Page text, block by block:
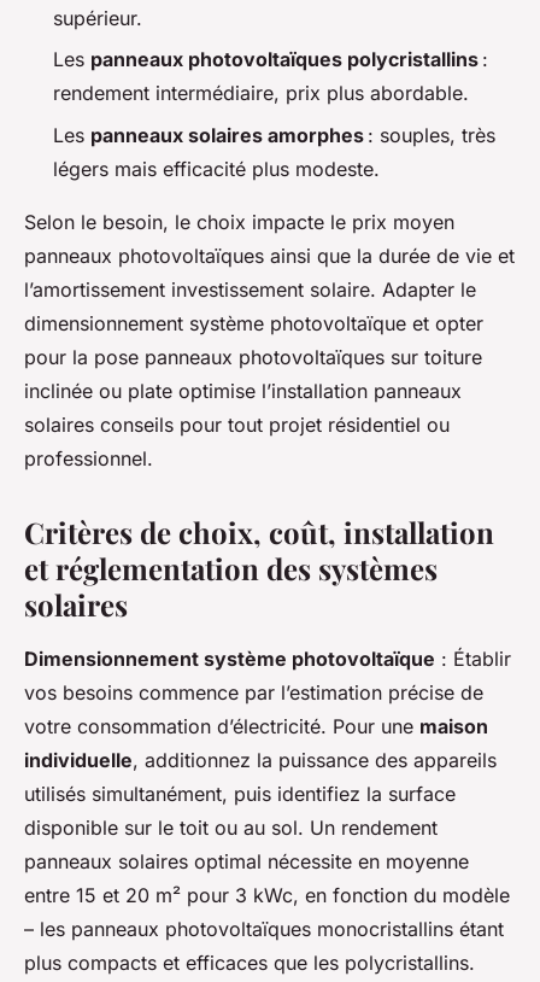
supérieur.
Les panneaux photovoltaïques polycristallins :
rendement intermédiaire, prix plus abordable.
Les panneaux solaires amorphes : souples, très
légers mais efficacité plus modeste.
Selon le besoin, le choix impacte le prix moyen
panneaux photovoltaïques ainsi que la durée de vie et
l’amortissement investissement solaire. Adapter le
dimensionnement système photovoltaïque et opter
pour la pose panneaux photovoltaïques sur toiture
inclinée ou plate optimise l’installation panneaux
solaires conseils pour tout projet résidentiel ou
professionnel.
Critères de choix, coût, installation
et réglementation des systèmes
solaires
Dimensionnement système photovoltaïque : Établir
vos besoins commence par l’estimation précise de
votre consommation d’électricité. Pour une maison
individuelle, additionnez la puissance des appareils
utilisés simultanément, puis identifiez la surface
disponible sur le toit ou au sol. Un rendement
panneaux solaires optimal nécessite en moyenne
entre 15 et 20 m² pour 3 kWc, en fonction du modèle
– les panneaux photovoltaïques monocristallins étant
plus compacts et efficaces que les polycristallins.